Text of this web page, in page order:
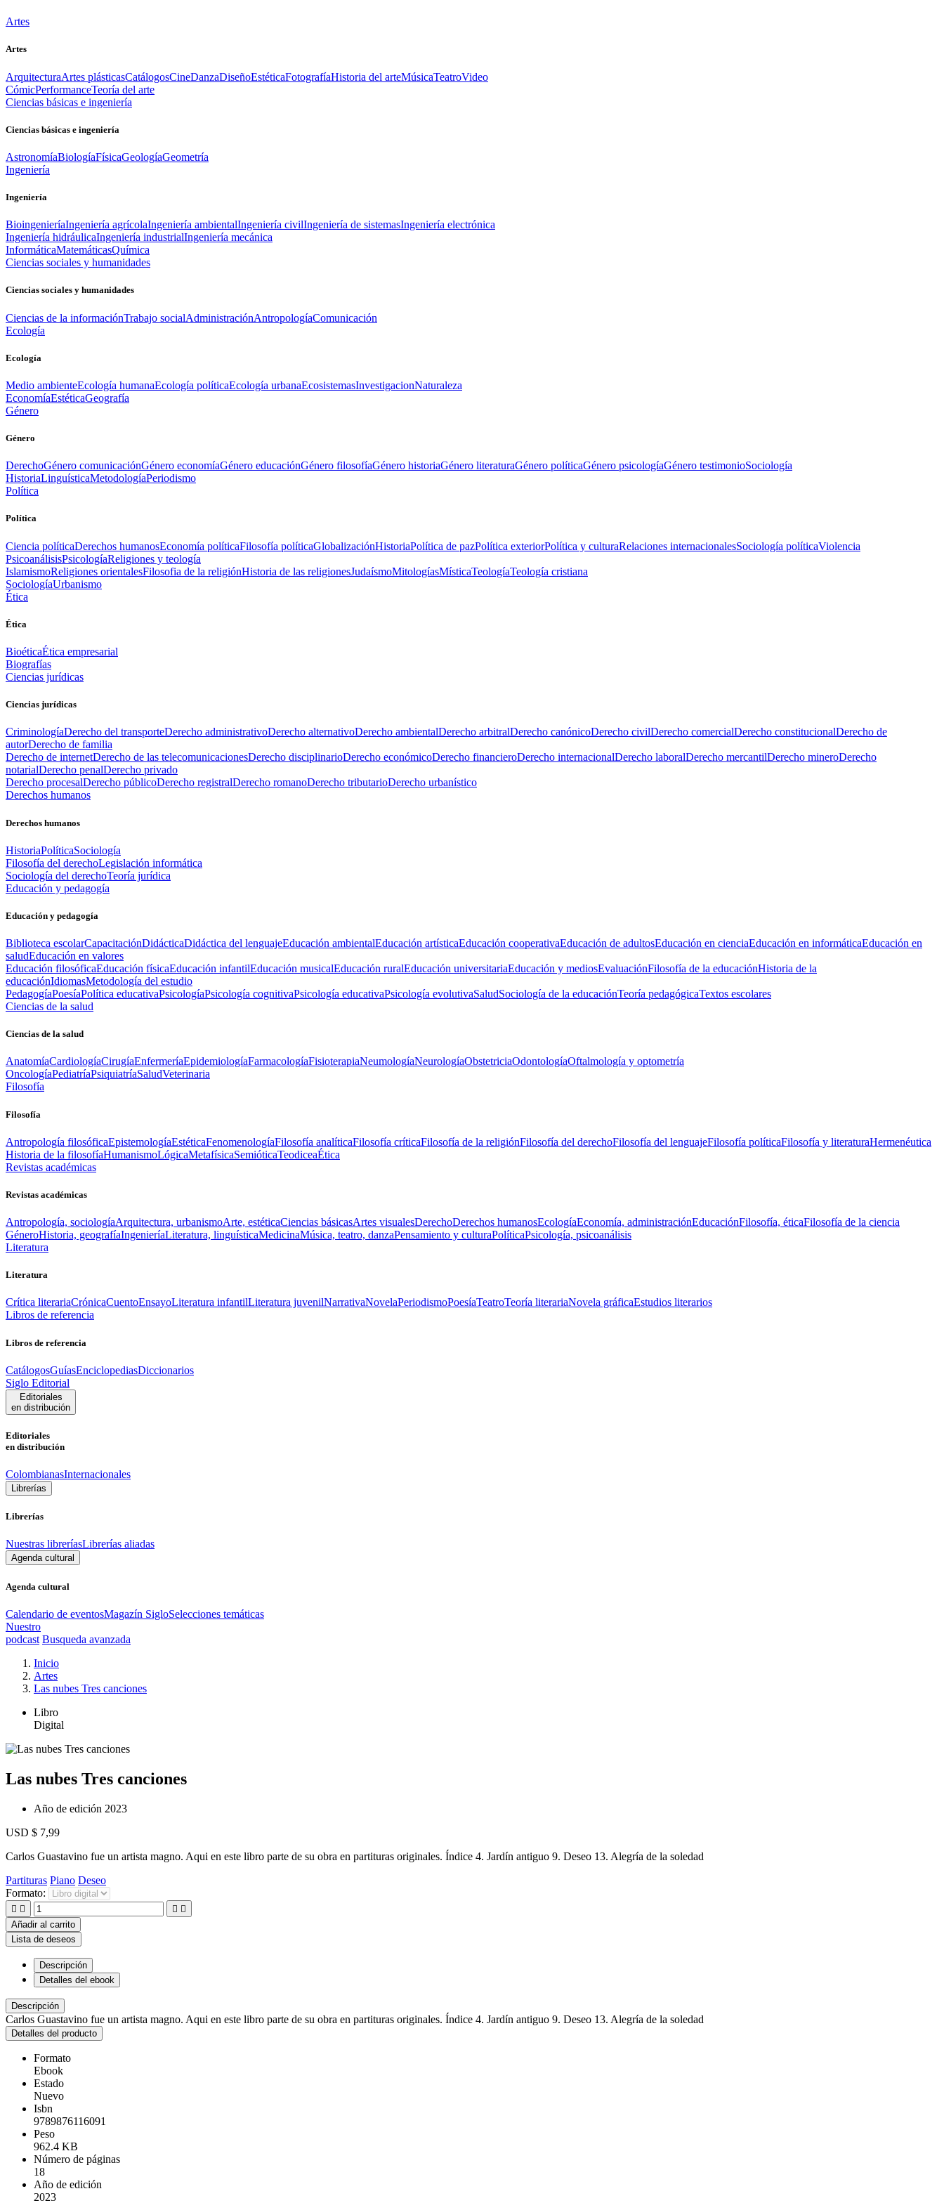
Artes
Artes
ArquitecturaArtes plásticasCatálogosCineDanzaDiseñoEstéticaFotografíaHistoria del arteMúsicaTeatroVideo
CómicPerformanceTeoría del arte
Ciencias básicas e ingeniería
Ciencias básicas e ingeniería
AstronomíaBiologíaFísicaGeologíaGeometría
Ingeniería
Ingeniería
BioingenieríaIngeniería agrícolaIngeniería ambientalIngeniería civilIngeniería de sistemasIngeniería electrónica
Ingeniería hidráulicaIngeniería industrialIngeniería mecánica
InformáticaMatemáticasQuímica
Ciencias sociales y humanidades
Ciencias sociales y humanidades
Ciencias de la informaciónTrabajo socialAdministraciónAntropologíaComunicación
Ecología
Ecología
Medio ambienteEcología humanaEcología políticaEcología urbanaEcosistemasInvestigacionNaturaleza
EconomíaEstéticaGeografía
Género
Género
DerechoGénero comunicaciónGénero economíaGénero educaciónGénero filosofíaGénero historiaGénero literaturaGénero políticaGénero psicologíaGénero testimonioSociología
HistoriaLinguísticaMetodologíaPeriodismo
Política
Política
Ciencia políticaDerechos humanosEconomía políticaFilosofía políticaGlobalizaciónHistoriaPolítica de pazPolítica exteriorPolítica y culturaRelaciones internacionalesSociología políticaViolencia
PsicoanálisisPsicologíaReligiones y teología
IslamismoReligiones orientalesFilosofia de la religiónHistoria de las religionesJudaísmoMitologíasMísticaTeologíaTeología cristiana
SociologíaUrbanismo
Ética
Ética
BioéticaÉtica empresarial
Biografías
Ciencias jurídicas
Ciencias jurídicas
CriminologíaDerecho del transporteDerecho administrativoDerecho alternativoDerecho ambientalDerecho arbitralDerecho canónicoDerecho civilDerecho comercialDerecho constitucionalDerecho de
autorDerecho de familia
Derecho de internetDerecho de las telecomunicacionesDerecho disciplinarioDerecho económicoDerecho financieroDerecho internacionalDerecho laboralDerecho mercantilDerecho mineroDerecho
notarialDerecho penalDerecho privado
Derecho procesalDerecho públicoDerecho registralDerecho romanoDerecho tributarioDerecho urbanístico
Derechos humanos
Derechos humanos
HistoriaPolíticaSociología
Filosofía del derechoLegislación informática
Sociología del derechoTeoría jurídica
Educación y pedagogía
Educación y pedagogía
Biblioteca escolarCapacitaciónDidácticaDidáctica del lenguajeEducación ambientalEducación artísticaEducación cooperativaEducación de adultosEducación en cienciaEducación en informáticaEducación en
saludEducación en valores
Educación filosóficaEducación físicaEducación infantilEducación musicalEducación ruralEducación universitariaEducación y mediosEvaluaciónFilosofía de la educaciónHistoria de la
educaciónIdiomasMetodología del estudio
PedagogíaPoesíaPolítica educativaPsicologíaPsicología cognitivaPsicología educativaPsicología evolutivaSaludSociología de la educaciónTeoría pedagógicaTextos escolares
Ciencias de la salud
Ciencias de la salud
AnatomíaCardiologíaCirugíaEnfermeríaEpidemiologíaFarmacologíaFisioterapiaNeumologíaNeurologíaObstetriciaOdontologíaOftalmología y optometría
OncologíaPediatríaPsiquiatríaSaludVeterinaria
Filosofía
Filosofía
Antropología filosóficaEpistemologíaEstéticaFenomenologíaFilosofía analíticaFilosofía críticaFilosofía de la religiónFilosofía del derechoFilosofía del lenguajeFilosofía políticaFilosofía y literaturaHermenéutica
Historia de la filosofíaHumanismoLógicaMetafísicaSemióticaTeodiceaÉtica
Revistas académicas
Revistas académicas
Antropología, sociologíaArquitectura, urbanismoArte, estéticaCiencias básicasArtes visualesDerechoDerechos humanosEcologíaEconomía, administraciónEducaciónFilosofía, éticaFilosofía de la ciencia
GéneroHistoria, geografíaIngenieríaLiteratura, linguísticaMedicinaMúsica, teatro, danzaPensamiento y culturaPolíticaPsicología, psicoanálisis
Literatura
Literatura
Crítica literariaCrónicaCuentoEnsayoLiteratura infantilLiteratura juvenilNarrativaNovelaPeriodismoPoesíaTeatroTeoría literariaNovela gráficaEstudios literarios
Libros de referencia
Libros de referencia
CatálogosGuíasEnciclopediasDiccionarios
Siglo Editorial
Editoriales
en distribución
Editoriales
en distribución
ColombianasInternacionales
Librerías
Librerías
Nuestras libreríasLibrerías aliadas
Agenda cultural
Agenda cultural
Calendario de eventosMagazín SigloSelecciones temáticas
Nuestro
podcast Busqueda avanzada
Inicio
Artes
Las nubes Tres canciones
Libro
Digital
Las nubes Tres canciones
Año de edición 2023
USD $ 7,99
Carlos Guastavino fue un artista magno. Aqui en este libro parte de su obra en partituras originales. Índice 4. Jardín antiguo 9. Deseo 13. Alegría de la soledad
Partituras Piano Deseo
Formato:
   
Añadir al carrito
Lista de deseos
Descripción
Detalles del ebook
Descripción
Carlos Guastavino fue un artista magno. Aqui en este libro parte de su obra en partituras originales. Índice 4. Jardín antiguo 9. Deseo 13. Alegría de la soledad
Detalles del producto
Formato
Ebook
Estado
Nuevo
Isbn
9789876116091
Peso
962.4 KB
Número de páginas
18
Año de edición
2023